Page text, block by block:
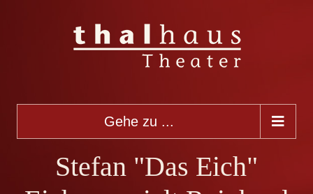
Gehe zu ...
Stefan "Das Eich"